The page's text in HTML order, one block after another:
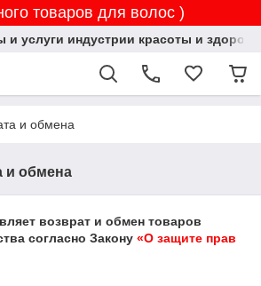
товаров для волос )
и услуги индустрии красоты и
и обмена
и обмена
возврат и обмен товаров
согласно Закону «О защите прав